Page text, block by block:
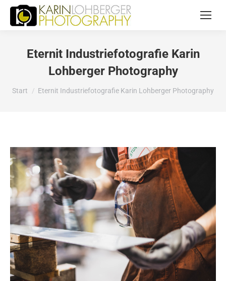
Eternit Industriefotografie Karin
Lohberger Photography
Sie befinden sich hier:
Start Eternit Industriefotografie Karin Lohberger Photography